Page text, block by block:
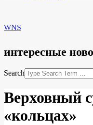
WNS
интересные
Search
Верховный
«кольцах»